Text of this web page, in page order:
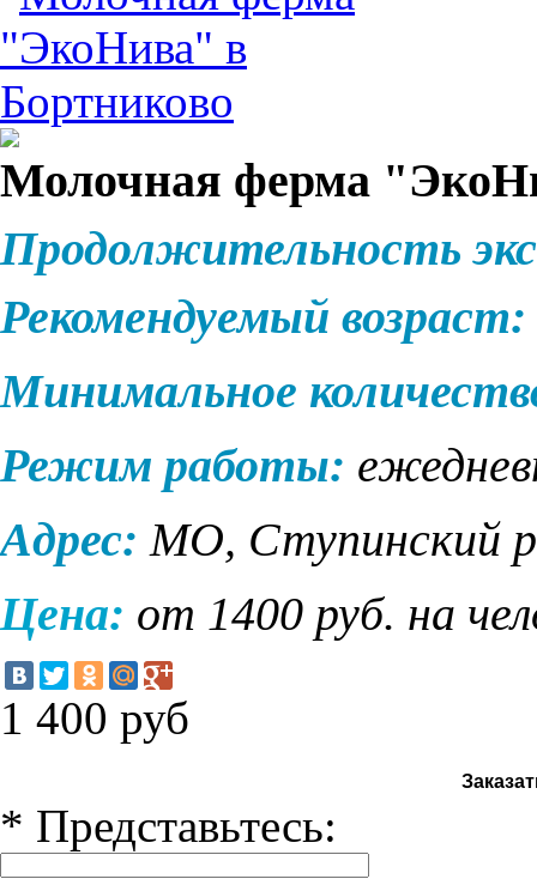
Молочная ферма
Продолжительность
Рекомендуемый возраст:
Минимальное
Режим работы:
Адрес: МО, Ступинский
Цена: от 1400 руб. на
1 400 руб
* Представьтесь: